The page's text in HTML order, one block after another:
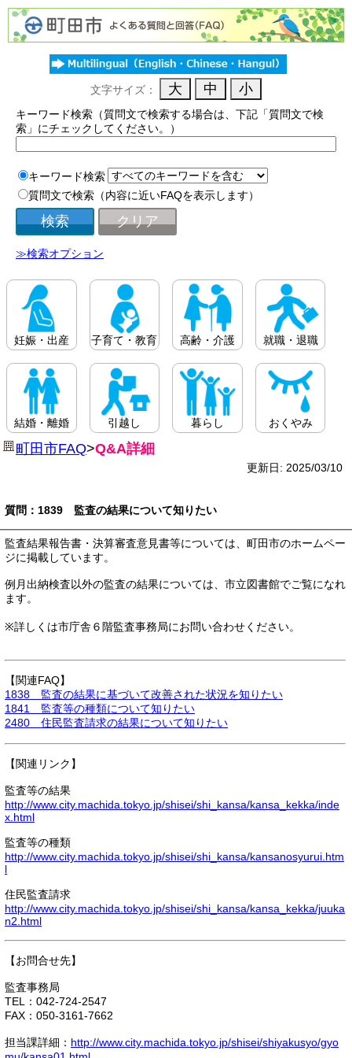
文字サイズ：
キーワード検索（質問文で検索する場合は、下記「質問文で検
索」にチェックしてください。）
キーワード検索
質問文で検索（内容に近いFAQを表示します）
≫検索オプション
妊娠・出産 子育て・教育 高齢・介護 就職・退職
結婚・離婚 引越し 暮らし おくやみ
町田市FAQ>Q&A詳細
更新日: 2025/03/10
質問：1839 監査の結果について知りたい
監査結果報告書・決算審査意見書等については、町田市のホームペー
ジに掲載しています。
例月出納検査以外の監査の結果については、市立図書館でご覧になれ
ます。
※詳しくは市庁舎６階監査事務局にお問い合わせください。
【関連FAQ】
1838 監査の結果に基づいて改善された状況を知りたい
1841 監査等の種類について知りたい
2480 住民監査請求の結果について知りたい
【関連リンク】
監査等の結果
http://www.city.machida.tokyo.jp/shisei/shi_kansa/kansa_kekka/inde
x.html
監査等の種類
http://www.city.machida.tokyo.jp/shisei/shi_kansa/kansanosyurui.htm
l
住民監査請求
http://www.city.machida.tokyo.jp/shisei/shi_kansa/kansa_kekka/juuka
n2.html
【お問合せ先】
監査事務局
TEL：042-724-2547
FAX：050-3161-7662
担当課詳細： http://www.city.machida.tokyo.jp/shisei/shiyakusyo/gyo